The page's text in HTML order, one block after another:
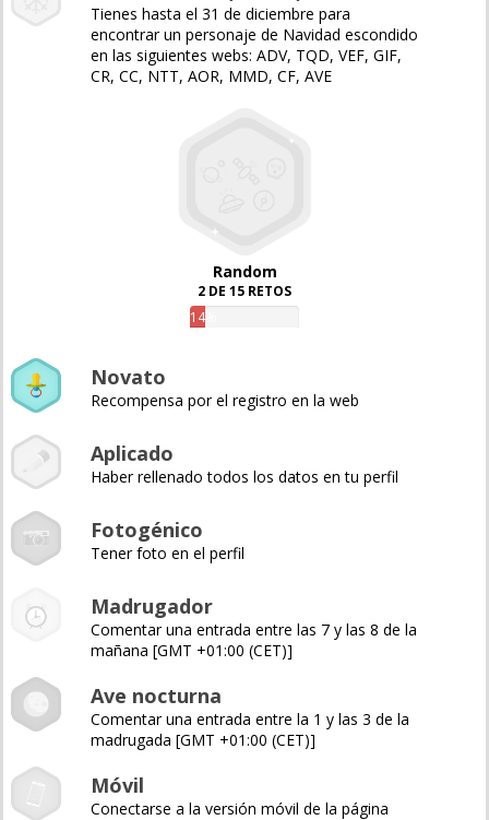
Tienes hasta el 31 de diciembre para
encontrar un personaje de Navidad escondido
en las siguientes webs: ADV, TQD, VEF, GIF,
CR, CC, NTT, AOR, MMD, CF, AVE
Random
2 DE 15 RETOS
14%
Novato
Recompensa por el registro en la web
Aplicado
Haber rellenado todos los datos en tu perfil
Fotogénico
Tener foto en el perfil
Madrugador
Comentar una entrada entre las 7 y las 8 de la
mañana [GMT +01:00 (CET)]
Ave nocturna
Comentar una entrada entre la 1 y las 3 de la
madrugada [GMT +01:00 (CET)]
Móvil
Conectarse a la versión móvil de la página